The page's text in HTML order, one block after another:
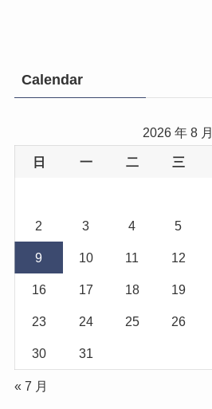
Calendar
2026 年 8 月
日 一 二 三
2 3 4 5
9 10 11 12
16 17 18 19
23 24 25 26
30 31
« 7 月